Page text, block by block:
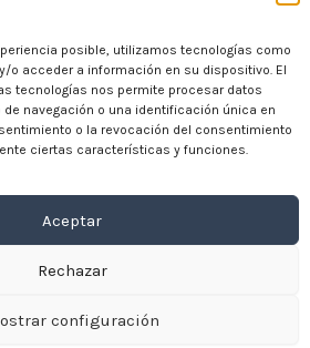
posible, utilizamos tecnologías como
o acceder a información en su dispositivo. El
tecnologías nos permite procesar datos
navegación o una identificación única en
o la revocación del consentimiento
ciertas características y funciones.
Aceptar
Rechazar
configuración
En casa
Comercio
Motores eléctricos
de frecuencia
Caja de cambios
Sobre nosotros
ACCIONAMIENTOS.ES